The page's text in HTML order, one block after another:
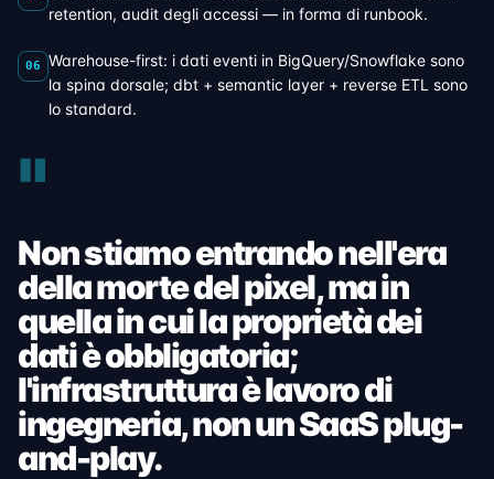
retention, audit degli accessi — in forma di runbook.
06
Warehouse-first: i dati eventi in BigQuery/Snowflake sono
la spina dorsale; dbt + semantic layer + reverse ETL sono
lo standard.
"
Non stiamo entrando nell'era
della morte del pixel, ma in
quella in cui la proprietà dei
dati è obbligatoria;
l'infrastruttura è lavoro di
ingegneria, non un SaaS plug-
and-play.